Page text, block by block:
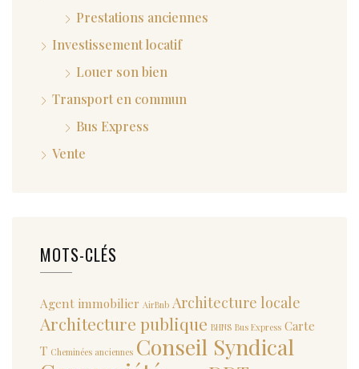
Prestations anciennes
Investissement locatif
Louer son bien
Transport en commun
Bus Express
Vente
MOTS-CLÉS
Agent immobilier AirBnb Architecture locale
Architecture publique BHNS Bus Express Carte
T Cheminées anciennes Conseil Syndical